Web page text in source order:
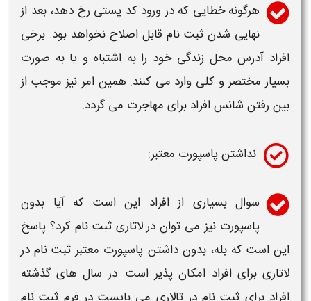
هرگونه خطایی که در ورود کد پستی رخ دهد، بعد از
نهایی شدن ثبت نام قابل اصلاح نخواهد بود. برخی
افراد آدرس محل زندگی خود را بهاشتباه و یا به صورت
بسیار مختصر و کلی وارد می کنند. همین امر نیز موجب از
بین رفتن شانس افراد برای مهاجرت می گردد.
نداشتن پاسپورت معتبر:
سوال بسیاری از افراد این است که آیا بدون
پاسپورت نیز می توان درلاتاری ثبت نام کرد؟ پاسخ
این است که بله، بدون داشتن پاسپورت معتبر ثبت نامدر
لاتاریبرای افراد امکان پذیر است. در سال های گذشته